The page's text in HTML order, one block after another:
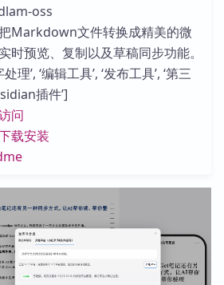
oss
Markdown文件转换成精美的微
时预览、复制以及草稿同步功能。
理’, ‘编辑工具’, ‘发布工具’, ‘第三
插件’]
问
载安装